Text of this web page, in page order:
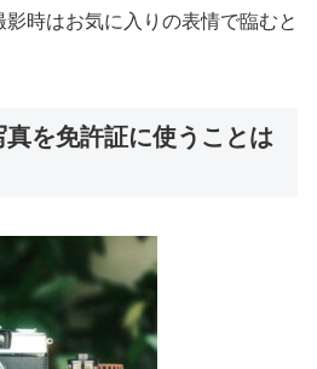
影時はお気に入りの表情で臨むと
を免許証に使うことは